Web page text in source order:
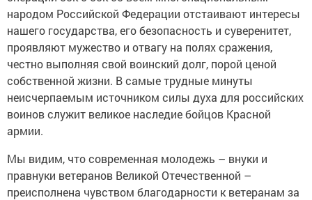
народом Российской Федерации отстаивают интересы
нашего государства, его безопасность и суверенитет,
проявляют мужество и отвагу на полях сражения,
честно выполняя свой воинский долг, порой ценой
собственной жизни. В самые трудные минуты
неисчерпаемым источником силы духа для российских
воинов служит великое наследие бойцов Красной
армии.
Мы видим, что современная молодежь – внуки и
правнуки ветеранов Великой Отечественной –
преисполнена чувством благодарности к ветеранам за